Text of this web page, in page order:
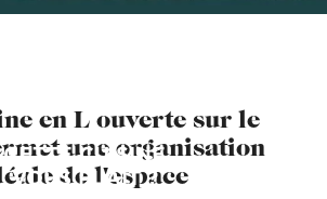
CETTE CUISINE
VOUS PLAÎT ?
en L ouverte sur le
une organisation
de l'espace